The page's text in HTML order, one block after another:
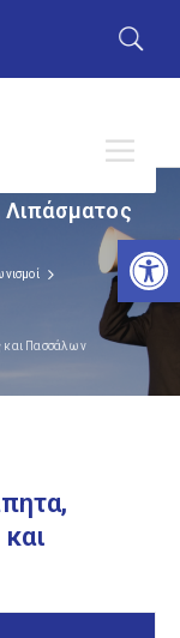
και Πασσάλων